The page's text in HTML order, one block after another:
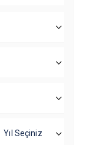
Yıl Seçiniz